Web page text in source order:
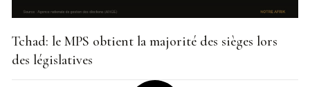
Tchad: le MPS obtient la majorité des sièges lors
des législatives